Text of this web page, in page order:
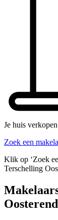
Je huis
Zoek een
Klik op ‘Zoek
Terschelling
Oosterend